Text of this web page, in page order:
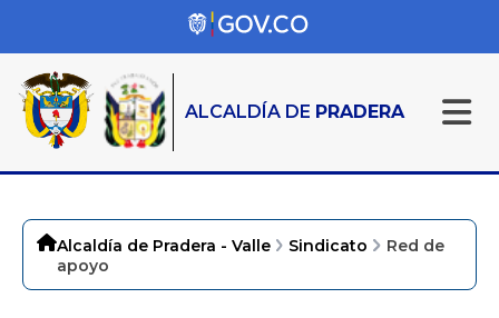
ALCALDÍA DE PRADERA
Alcaldía de Pradera - Valle Sindicato
Red de
apoyo